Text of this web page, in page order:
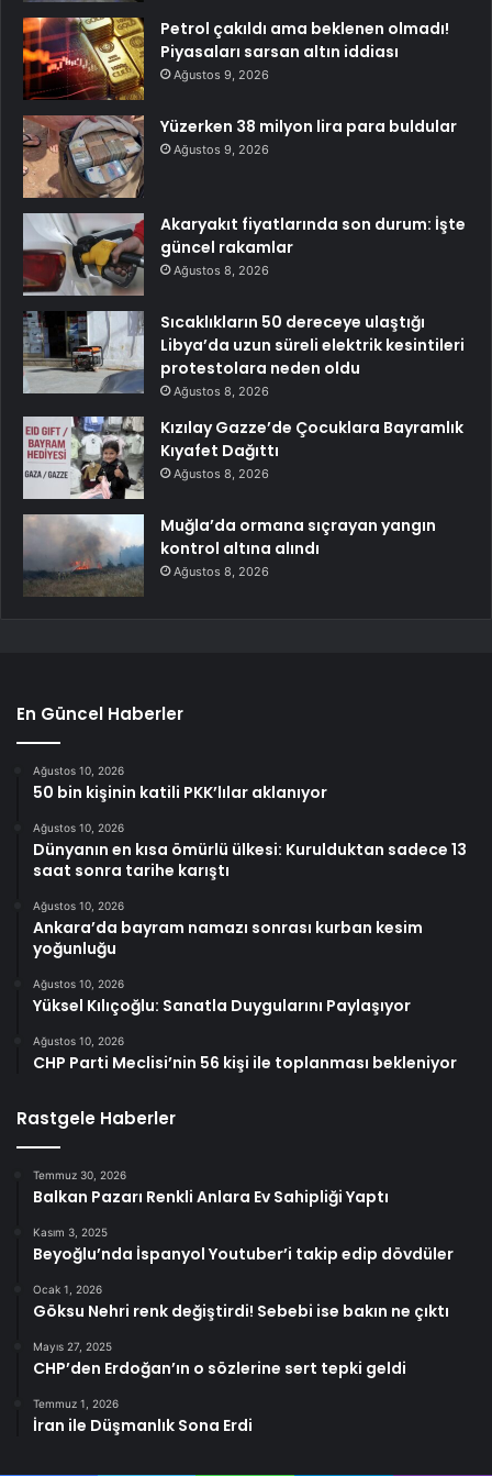
Petrol çakıldı ama beklenen olmadı!
Piyasaları sarsan altın iddiası
Ağustos 9, 2026
Yüzerken 38 milyon lira para buldular
Ağustos 9, 2026
Akaryakıt fiyatlarında son durum: İşte
güncel rakamlar
Ağustos 8, 2026
Sıcaklıkların 50 dereceye ulaştığı
Libya’da uzun süreli elektrik kesintileri
protestolara neden oldu
Ağustos 8, 2026
Kızılay Gazze’de Çocuklara Bayramlık
Kıyafet Dağıttı
Ağustos 8, 2026
Muğla’da ormana sıçrayan yangın
kontrol altına alındı
Ağustos 8, 2026
En Güncel Haberler
Ağustos 10, 2026
50 bin kişinin katili PKK’lılar aklanıyor
Ağustos 10, 2026
Dünyanın en kısa ömürlü ülkesi: Kurulduktan sadece 13
saat sonra tarihe karıştı
Ağustos 10, 2026
Ankara’da bayram namazı sonrası kurban kesim
yoğunluğu
Ağustos 10, 2026
Yüksel Kılıçoğlu: Sanatla Duygularını Paylaşıyor
Ağustos 10, 2026
CHP Parti Meclisi’nin 56 kişi ile toplanması bekleniyor
Rastgele Haberler
Temmuz 30, 2026
Balkan Pazarı Renkli Anlara Ev Sahipliği Yaptı
Kasım 3, 2025
Beyoğlu’nda İspanyol Youtuber’i takip edip dövdüler
Ocak 1, 2026
Göksu Nehri renk değiştirdi! Sebebi ise bakın ne çıktı
Mayıs 27, 2025
CHP’den Erdoğan’ın o sözlerine sert tepki geldi
Temmuz 1, 2026
İran ile Düşmanlık Sona Erdi